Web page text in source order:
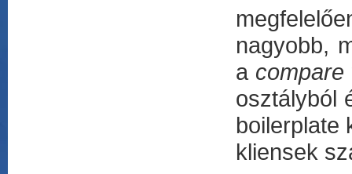
nagyobb,
a compare
osztályból
boilerplate
kliensek